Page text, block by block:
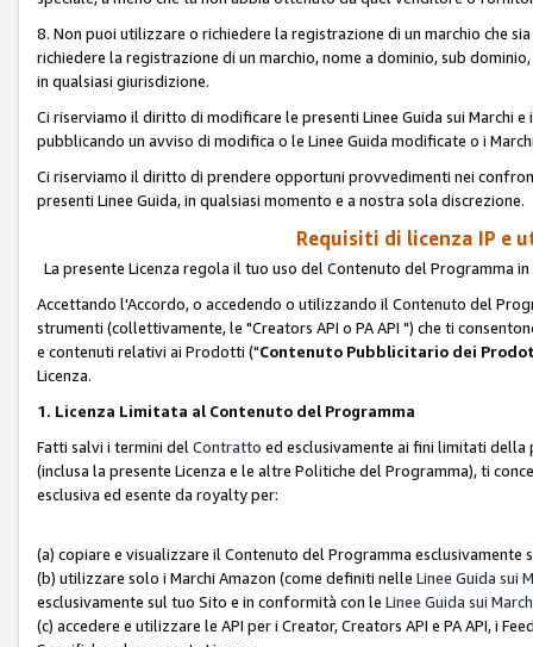
8. Non puoi utilizzare o richiedere la registrazione di un marchio che
richiedere la registrazione di un marchio, nome a dominio, sub
in qualsiasi giurisdizione.
Ci riserviamo il diritto di modificare le presenti Linee Guida sui Marchi
pubblicando un avviso di modifica o le Linee Guida modificate o i
Ci riserviamo il diritto di prendere opportuni provvedimenti nei
presenti Linee Guida, in qualsiasi momento e a nostra sola discrezione.
Requisiti di licenza IP e
La presente Licenza regola il tuo uso del Contenuto del Programma
Accettando l'Accordo, o accedendo o utilizzando il Contenuto del
strumenti (collettivamente, le "Creators API o PA API ") che ti
e contenuti relativi ai Prodotti ("Contenuto Pubblicitario dei
Licenza.
1. Licenza Limitata al Contenuto del Programma
Fatti salvi i termini del Contratto ed esclusivamente ai fini limitati
(inclusa la presente Licenza e le altre Politiche del Programma), ti
esclusiva ed esente da royalty per:
(a) copiare e visualizzare il Contenuto del Programma esclusivamente
(b) utilizzare solo i Marchi Amazon (come definiti nelle Linee Guida sui
esclusivamente sul tuo Sito e in conformità con le Linee Guida sui March
(c) accedere e utilizzare le API per i Creator, Creators API e PA API, i